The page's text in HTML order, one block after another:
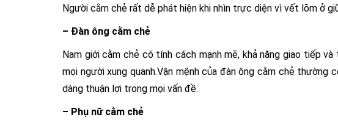
Người cằm chẻ rất dễ phát hiện khi nhìn trực diện vì vết lõm ở
– Đàn ông cằm chẻ
Nam giới cằm chẻ có tính cách mạnh mẽ, khả năng giao tiếp
mọi người xung quanh.Vận mệnh của đàn ông cằm chẻ
dàng thuận lợi trong mọi vấn đề.
– Phụ nữ cằm chẻ